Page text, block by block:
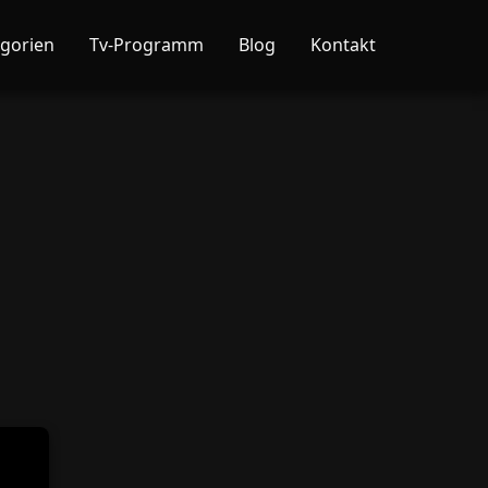
Tv-Programm Blog Kontakt